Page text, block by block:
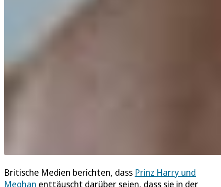
Britische Medien berichten, dass Prinz Harry und
Meghan enttäuscht darüber seien, dass sie in der